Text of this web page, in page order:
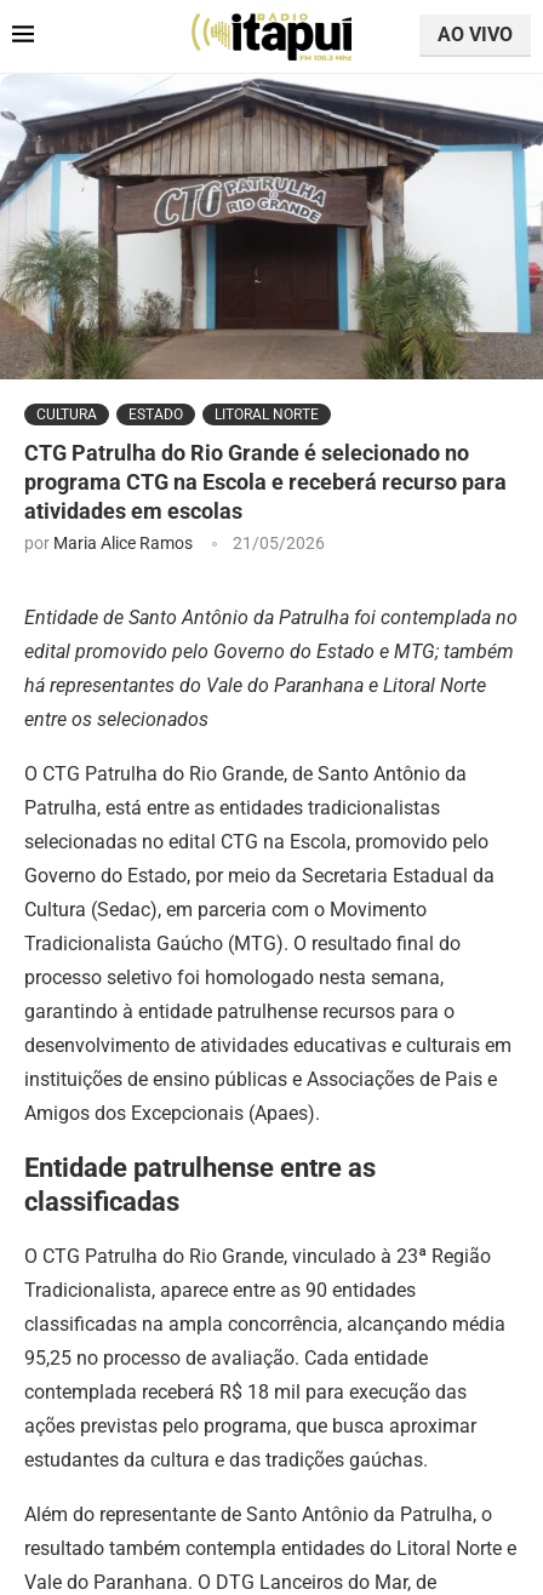
AO VIVO
CULTURA ESTADO LITORAL NORTE
CTG Patrulha do Rio Grande é selecionado no
programa CTG na Escola e receberá recurso para
atividades em escolas
por Maria Alice Ramos 21/05/2026
Entidade de Santo Antônio da Patrulha foi contemplada no
edital promovido pelo Governo do Estado e MTG; também
há representantes do Vale do Paranhana e Litoral Norte
entre os selecionados
O CTG Patrulha do Rio Grande, de Santo Antônio da
Patrulha, está entre as entidades tradicionalistas
selecionadas no edital CTG na Escola, promovido pelo
Governo do Estado, por meio da Secretaria Estadual da
Cultura (Sedac), em parceria com o Movimento
Tradicionalista Gaúcho (MTG). O resultado final do
processo seletivo foi homologado nesta semana,
garantindo à entidade patrulhense recursos para o
desenvolvimento de atividades educativas e culturais em
instituições de ensino públicas e Associações de Pais e
Amigos dos Excepcionais (Apaes).
Entidade patrulhense entre as
classificadas
O CTG Patrulha do Rio Grande, vinculado à 23ª Região
Tradicionalista, aparece entre as 90 entidades
classificadas na ampla concorrência, alcançando média
95,25 no processo de avaliação. Cada entidade
contemplada receberá R$ 18 mil para execução das
ações previstas pelo programa, que busca aproximar
estudantes da cultura e das tradições gaúchas.
Além do representante de Santo Antônio da Patrulha, o
resultado também contempla entidades do Litoral Norte e
Vale do Paranhana. O DTG Lanceiros do Mar, de